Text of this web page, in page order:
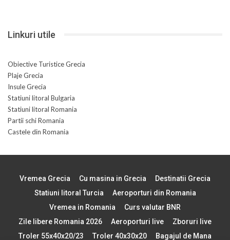
Linkuri utile
Obiective Turistice Grecia
Plaje Grecia
Insule Grecia
Statiuni litoral Bulgaria
Statiuni litoral Romania
Partii schi Romania
Castele din Romania
Vremea Grecia Cu masina in Grecia
Destinatii Grecia
Statiuni litoral Turcia
Aeroporturi din Romania
Vremea in Romania
Curs valutar BNR
Zile libere Romania 2026
Aeroporturi live
Zboruri live
Troler 55x40x20/23
Troler 40x30x20 Bagajul de Mana